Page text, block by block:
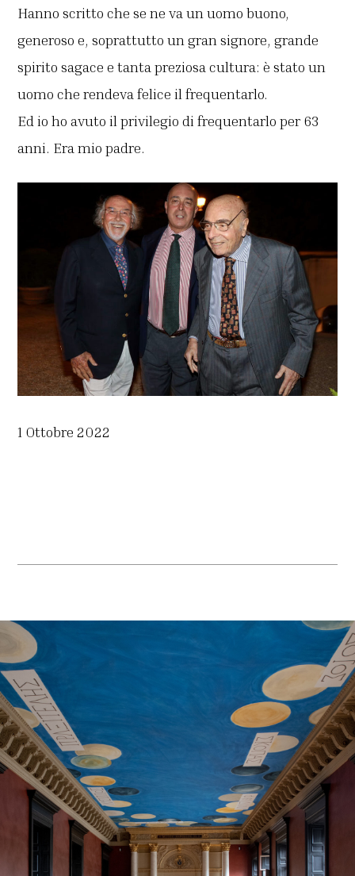
Hanno scritto che se ne va un uomo buono,
generoso e, soprattutto un gran signore, grande
spirito sagace e tanta preziosa cultura: è stato un
uomo che rendeva felice il frequentarlo.
Ed io ho avuto il privilegio di frequentarlo per 63
anni. Era mio padre.
1 Ottobre 2022